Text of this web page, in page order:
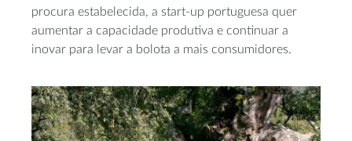
procura estabelecida, a start-up portuguesa quer
aumentar a capacidade produtiva e continuar a
inovar para levar a bolota a mais consumidores.